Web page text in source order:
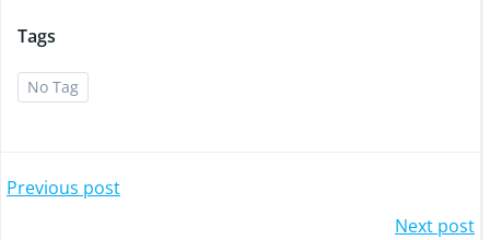
Tags
No Tag
Post
Previous post
Next post